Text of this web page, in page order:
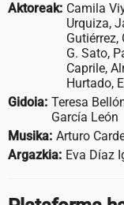
Aktoreak: Camila
Urquiza,
G. Sato,
Caprile,
Hurtado,
Gidoia: Teresa
García León
Musika: Arturo
Argazkia: Eva Díaz